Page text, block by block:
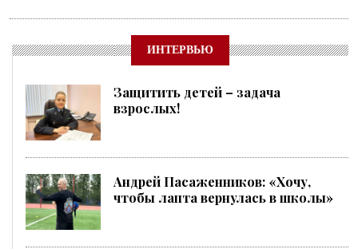
ИНТЕРВЬЮ
Защитить детей – задача
взрослых!
Андрей Пасаженников: «Хочу,
чтобы лапта вернулась в школы»